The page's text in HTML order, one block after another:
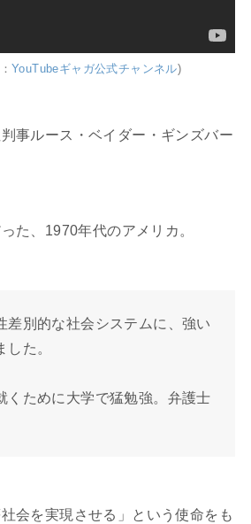
YouTubeギャガ公式チャンネル)
事ルース・ベイダー・ギンズバー
た、1970年代のアメリカ。
差別的な社会システムに、強い
た。
くために大学で猛勉強。弁護士
社会を実現させる」という使命をも